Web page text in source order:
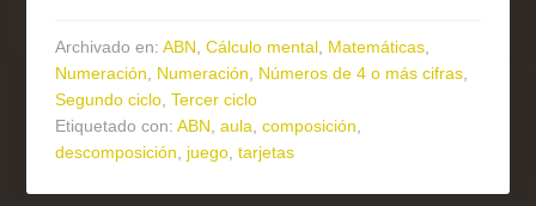
Archivado en:ABN ,Cálculo mental Matemáticas
Numeración
Numeración Números de 4 o más cifras
Segundo ciclo ,Tercer ciclo
Etiquetado con:ABN ,aula ,composición
descomposición
juego ,tarjetas